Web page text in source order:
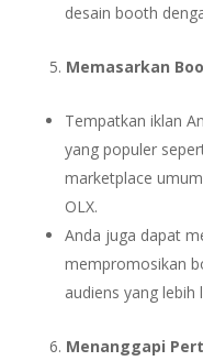
desain booth
Memasarkan
Tempatkan iklan
yang populer
marketplace
OLX.
Anda juga dapat
mempromosikan
audiens yang lebih
Menanggapi